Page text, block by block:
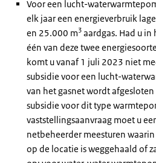
Voor een lucht-
elk jaar een energieverbruik
en 25.000 m3 aardgas. Had u
één van deze twee
komt u vanaf 1 juli 2023 niet
subsidie voor een lucht-
van het gasnet wordt afgesloten
subsidie voor dit type
vaststellingsaanvraag moet u
netbeheerder meesturen
op de locatie is weggehaald of